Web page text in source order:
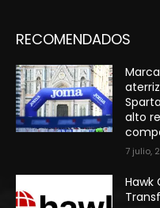
RECOMENDADOS
alto
7 julio,
Hawk